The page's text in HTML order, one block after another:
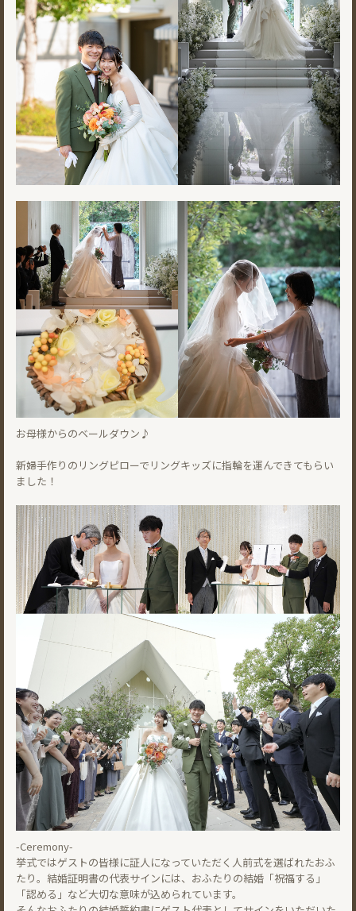
お母様からのベールダウン♪
新婦手作りのリングピローでリングキッズに指輪を運んできてもらい
ました！
-Ceremony-
挙式ではゲストの皆様に証人になっていただく人前式を選ばれたおふ
たり。結婚証明書の代表サインには、おふたりの結婚「祝福する」
「認める」など大切な意味が込められています。